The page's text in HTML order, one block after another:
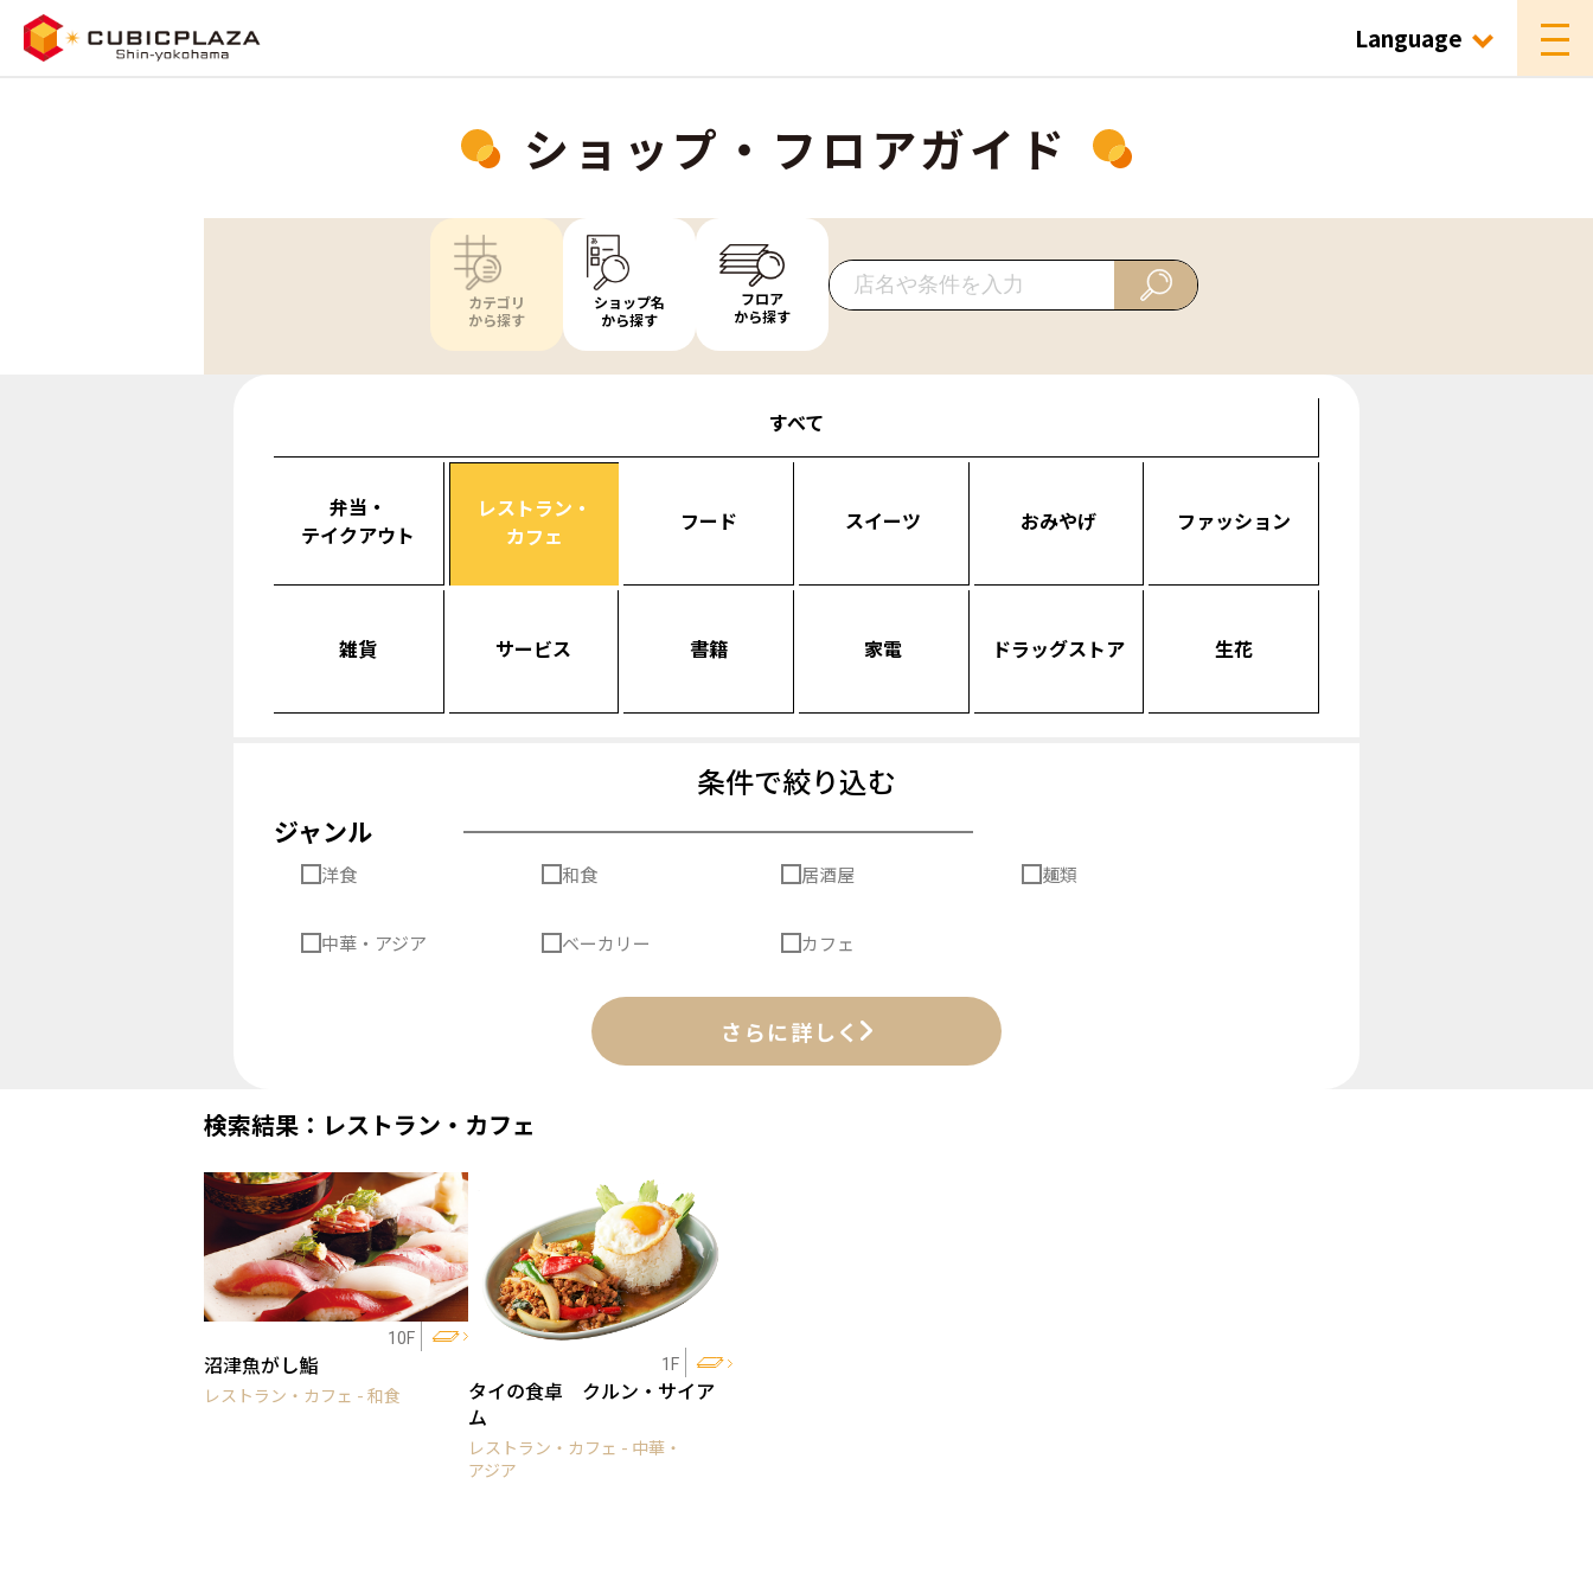
Language
ショップ・フロアガイド
カテゴリ
から探す
ショップ名
から探す
フロア
から探す
すべて
弁当・
テイクアウト
レストラン・
カフェ
フード スイーツ おみやげ ファッション
雑貨 サービス 書籍 家電 ドラッグストア 生花
条件で絞り込む
ジャンル
洋食 和食 居酒屋 麺類
中華・アジア ベーカリー カフェ
さらに詳しく
検索結果：レストラン・カフェ
10F
沼津魚がし鮨
レストラン・カフェ - 和食
1F
タイの食卓 クルン・サイア
ム
レストラン・カフェ - 中華・
アジア